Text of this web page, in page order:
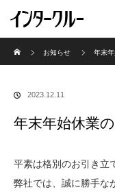
お知らせ
年末
2023.12.11
年末年始休業
平素は格別のお引き立
弊社では、誠に勝手な